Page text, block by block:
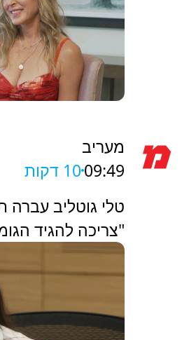
מעריב
09:4910 דקות
טלי גוטליב עברה
"צריכה להגיד